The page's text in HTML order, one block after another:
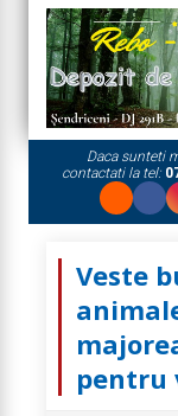
Daca sunteti
contactati la tel:
Veste
pentru